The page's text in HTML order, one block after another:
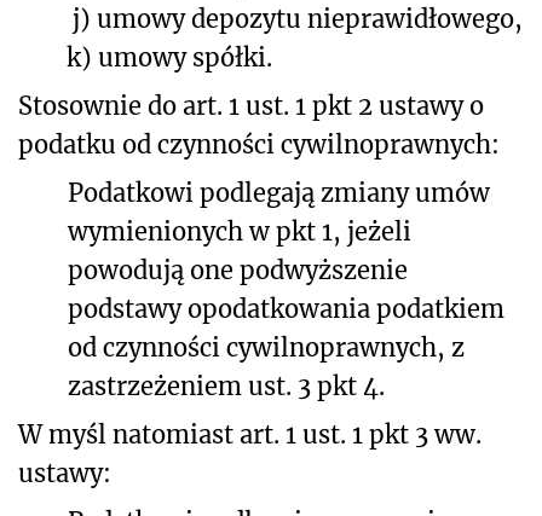
j) umowy depozytu nieprawidłowego,
k) umowy spółki.
Stosownie do art. 1 ust. 1 pkt 2 ustawy o
podatku od czynności cywilnoprawnych:
Podatkowi podlegają zmiany umów
wymienionych w pkt 1, jeżeli
powodują one podwyższenie
podstawy opodatkowania podatkiem
od czynności cywilnoprawnych, z
zastrzeżeniem ust. 3 pkt 4.
W myśl natomiast art. 1 ust. 1 pkt 3 ww.
ustawy: